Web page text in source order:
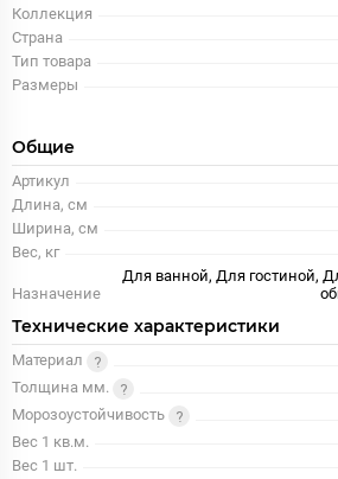
Коллекция
Страна
Тип товара
Размеры
Общие
Артикул
Длина, см
Ширина, см
Вес, кг
Назначение
Для ванной, Для гостиной,
Технические характеристики
Материал
Толщина мм.
Морозоустойчивость
Вес 1 кв.м.
Вес 1 шт.